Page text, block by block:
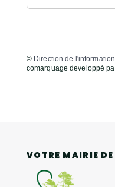
© Direction de
comarquage developpé
VOTRE MAIRIE